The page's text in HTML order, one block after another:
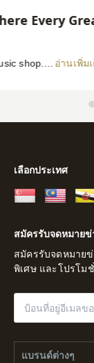
Seymour
Trusted
เลือกประเทศ
สมัครรับจดหมายข่
สมัครรับจดหมาย
พิเศษ และโปรโม
แบรนด์ต่างๆ